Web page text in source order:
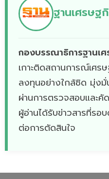
ฐานเศรษฐ
กองบรรณาธิการฐานเ
เกาะติดสถานการณ์เศร
ลงทุนอย่างใกล้ชิด มุ่งมั่
ผ่านการตรวจสอบและ
ผู้อ่านได้รับข่าวสารที่รอ
ต่อการตัดสินใจ